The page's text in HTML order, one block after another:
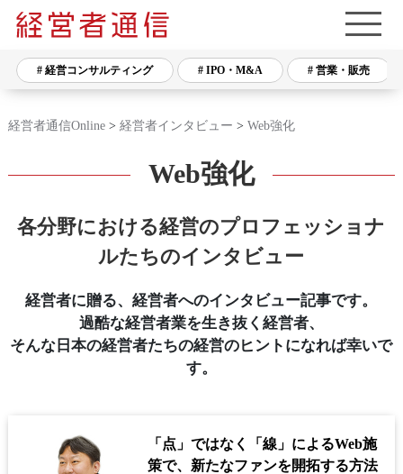
# 経営コンサルティング # IPO・M&A # 営業・販売
経営者通信Online> 経営者インタビュー > Web強化
Web強化
各分野における経営のプロフェッショナ
ルたちのインタビュー
経営者に贈る、経営者へのインタビュー記事です。
過酷な経営者業を生き抜く経営者、
そんな日本の経営者たちの経営のヒントになれば幸いで
す。
「点」ではなく「線」によるWeb施
策で、新たなファンを開拓する方法